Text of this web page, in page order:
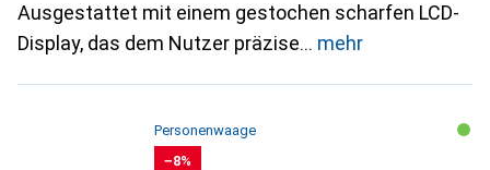
Ausgestattet mit einem gestochen scharfen LCD-
Display, das dem Nutzer präzise
mehr
Personenwaage
−8%